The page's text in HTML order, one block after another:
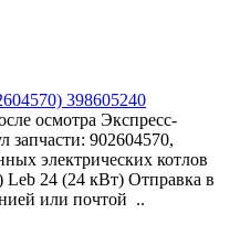
398605240
осмотра Экспресс-
запчасти: 902604570,
электрических котлов
Leb 24 (24 кВт) Отправка в
или почтой ..